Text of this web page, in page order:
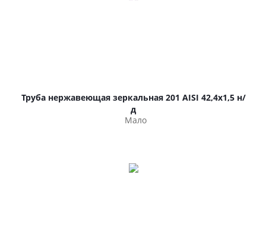
Труба нержавеющая зеркальная 201 AISI 42,4х1,5 н/
д
Мало